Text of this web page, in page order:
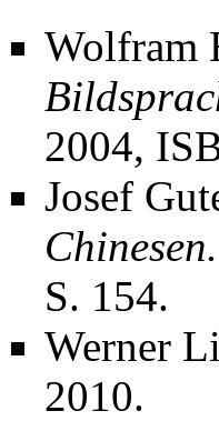
Wolfram
2004,
Josef
Chinesen.
S. 154.
Werner
2010.